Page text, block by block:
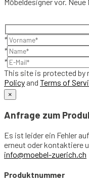
*
*
*
This site is protected by
Policy and Terms of
×
Anfrage zum
Es ist leider ein Fehler
erneut oder kontaktiere
info@moebel-zuerich.ch
Produktnummer